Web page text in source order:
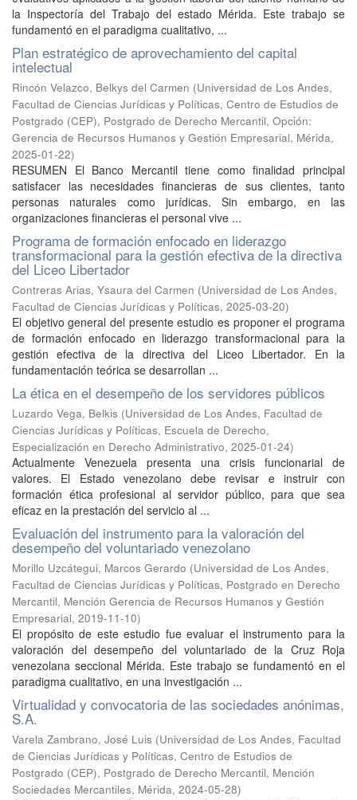
la Inspectoría del Trabajo del estado Mérida. Este trabajo se
fundamentó en el paradigma cualitativo, ...
Plan estratégico de aprovechamiento del capital
intelectual
Rincón Velazco, Belkys del Carmen (Universidad de Los Andes,
Facultad de Ciencias Jurídicas y Políticas, Centro de Estudios de
Postgrado (CEP), Postgrado de Derecho Mercantil, Opción:
Gerencia de Recursos Humanos y Gestión Empresarial, Mérida,
2025-01-22)
RESUMEN El Banco Mercantil tiene como finalidad principal
satisfacer las necesidades financieras de sus clientes, tanto
personas naturales como jurídicas. Sin embargo, en las
organizaciones financieras el personal vive ...
Programa de formación enfocado en liderazgo
transformacional para la gestión efectiva de la directiva
del Liceo Libertador
Contreras Arias, Ysaura del Carmen (Universidad de Los Andes,
Facultad de Ciencias Jurídicas y Políticas, 2025-03-20)
El objetivo general del presente estudio es proponer el programa
de formación enfocado en liderazgo transformacional para la
gestión efectiva de la directiva del Liceo Libertador. En la
fundamentación teórica se desarrollan ...
La ética en el desempeño de los servidores públicos
Luzardo Vega, Belkis (Universidad de Los Andes, Facultad de
Ciencias Jurídicas y Políticas, Escuela de Derecho,
Especialización en Derecho Administrativo, 2025-01-24)
Actualmente Venezuela presenta una crisis funcionarial de
valores. El Estado venezolano debe revisar e instruir con
formación ética profesional al servidor público, para que sea
eficaz en la prestación del servicio al ...
Evaluación del instrumento para la valoración del
desempeño del voluntariado venezolano
Morillo Uzcátegui, Marcos Gerardo (Universidad de Los Andes,
Facultad de Ciencias Jurídicas y Políticas, Postgrado en Derecho
Mercantil, Mención Gerencia de Recursos Humanos y Gestión
Empresarial, 2019-11-10)
El propósito de este estudio fue evaluar el instrumento para la
valoración del desempeño del voluntariado de la Cruz Roja
venezolana seccional Mérida. Este trabajo se fundamentó en el
paradigma cualitativo, en una investigación ...
Virtualidad y convocatoria de las sociedades anónimas,
S.A.
Varela Zambrano, José Luis (Universidad de Los Andes, Facultad
de Ciencias Jurídicas y Políticas, Centro de Estudios de
Postgrado (CEP), Postgrado de Derecho Mercantil, Mención
Sociedades Mercantiles, Mérida, 2024-05-28)